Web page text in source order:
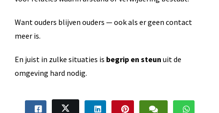
Want ouders blijven ouders — ook als er geen contact
meer is.
En juist in zulke situaties is begrip en steun uit de
omgeving hard nodig.